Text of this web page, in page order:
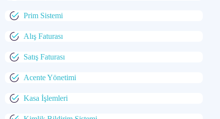
Prim Sistemi
Alış Faturası
Satış Faturası
Acente Yönetimi
Kasa İşlemleri